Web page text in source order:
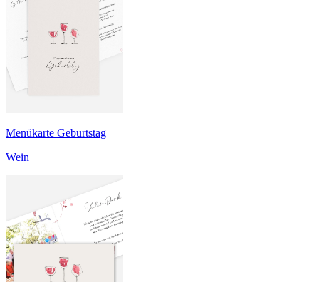
Menükarte Geburtstag
Wein